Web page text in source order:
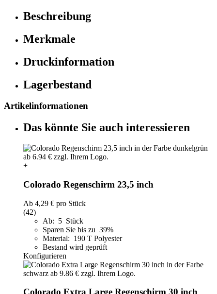
Beschreibung
Merkmale
Druckinformation
Lagerbestand
Artikelinformationen
Das könnte Sie auch interessieren
+
Colorado Regenschirm 23,5 inch
Ab 4,29 € pro Stück
(42)
Ab: 5 Stück
Sparen Sie bis zu 39%
Material: 190 T Polyester
Bestand wird geprüft
Konfigurieren